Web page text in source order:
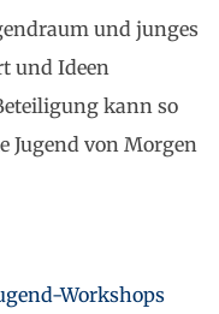
und junges
und Ideen
kann so
Jugend von Morgen
Workshops